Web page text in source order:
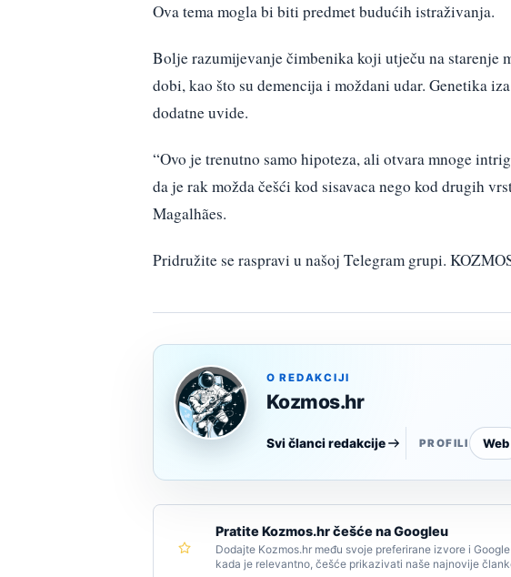
Ova tema mogla bi biti predmet budućih istraživanja.
Bolje razumijevanje čimbenika koji utječu na starenje
dobi, kao što su demencija i moždani udar. Genetika
dodatne uvide.
“Ovo je trenutno samo hipoteza, ali otvara mnoge
da je rak možda češći kod sisavaca nego kod drugih
Magalhães.
Pridružite se raspravi u našoj Telegram grupi.
O REDAKCIJI
Kozmos.hr
Svi članci redakcije PROFILI Web
Pratite Kozmos.hr češće na Googleu
Dodajte Kozmos.hr među svoje preferirane izvore i
kada je relevantno, češće prikazivati naše najnovije